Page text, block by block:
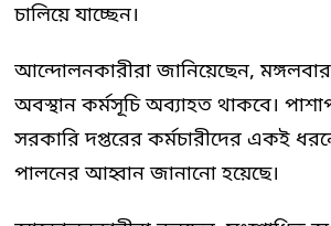
চালিয়ে যাচ্ছেন।
আন্দোলনকারীরা জানিয়েছেন,
অবস্থান কর্মসূচি অব্যাহত থাকবে।
সরকারি দপ্তরের কর্মচারীদের একই
পালনের আহ্বান জানানো হয়েছে।